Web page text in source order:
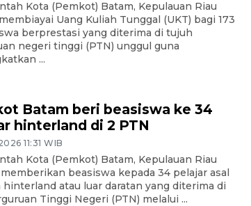
Kota (Pemkot) Batam, Kepulauan Riau
Uang Kuliah Tunggal (UKT) bagi 173
berprestasi yang diterima di tujuh
negeri tinggi (PTN) unggul guna
...
Batam beri beasiswa ke 34
hinterland di 2 PTN
11:31 WIB
Kota (Pemkot) Batam, Kepulauan Riau
beasiswa kepada 34 pelajar asal
hinterland atau luar daratan yang diterima di
Tinggi Negeri (PTN) melalui ...